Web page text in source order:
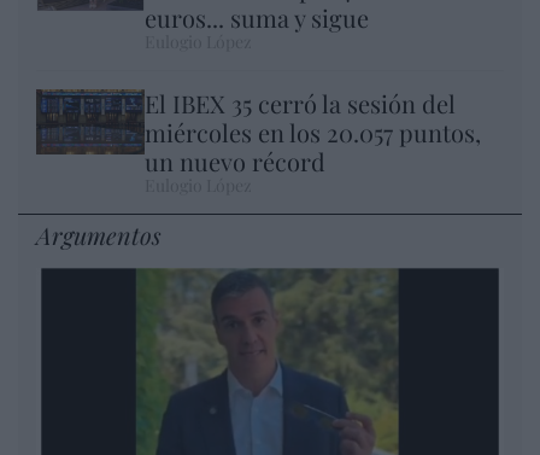
euros... suma y sigue
El IBEX 35 cerró la sesión del
miércoles en los 20.057 puntos,
un nuevo récord
Argumentos